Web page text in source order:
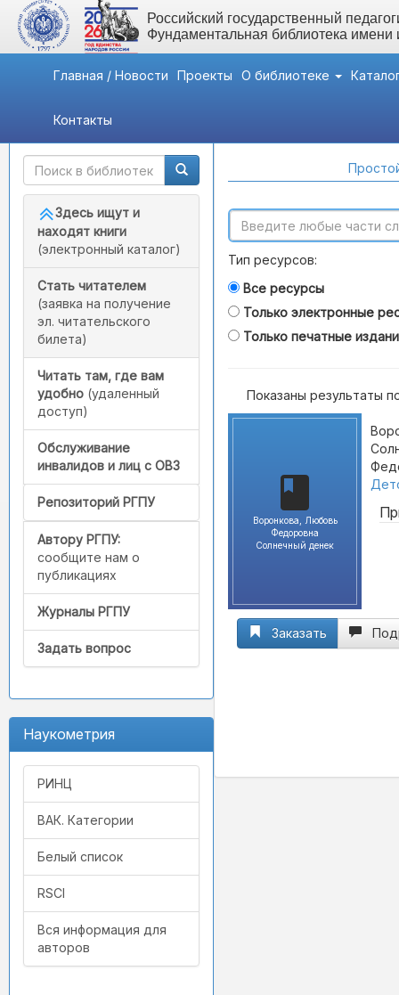
Российский государственный
Фундаментальная библиотека
Главная / Новости Проекты О библиотеке
Контакты
Быстрый доступ
Здесь ищут и
находят книги
(электронный каталог)
Стать читателем
(заявка на получение
эл. читательского
билета)
Читать там, где вам
удобно (удаленный
доступ)
Обслуживание
инвалидов и лиц с ОВЗ
Репозиторий РГПУ
Автору РГПУ:
сообщите нам о
публикациях
Журналы РГПУ
Задать вопрос
Наукометрия
РИНЦ
ВАК. Категории
Белый список
RSCI
Вся информация для
авторов
Тип ресурсов:
Все ресурсы
Только электронные
Только печатные
Показаны результаты
Воронкова, Любовь
Федоровна
Солнечный денек
Заказать